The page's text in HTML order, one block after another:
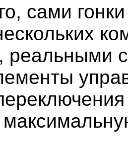
сами
реальными